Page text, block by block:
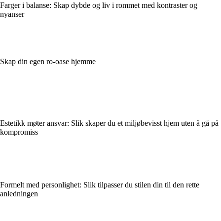
Farger i balanse: Skap dybde og liv i rommet med kontraster og
nyanser
Skap din egen ro-oase hjemme
Estetikk møter ansvar: Slik skaper du et miljøbevisst hjem uten å gå på
kompromiss
Formelt med personlighet: Slik tilpasser du stilen din til den rette
anledningen